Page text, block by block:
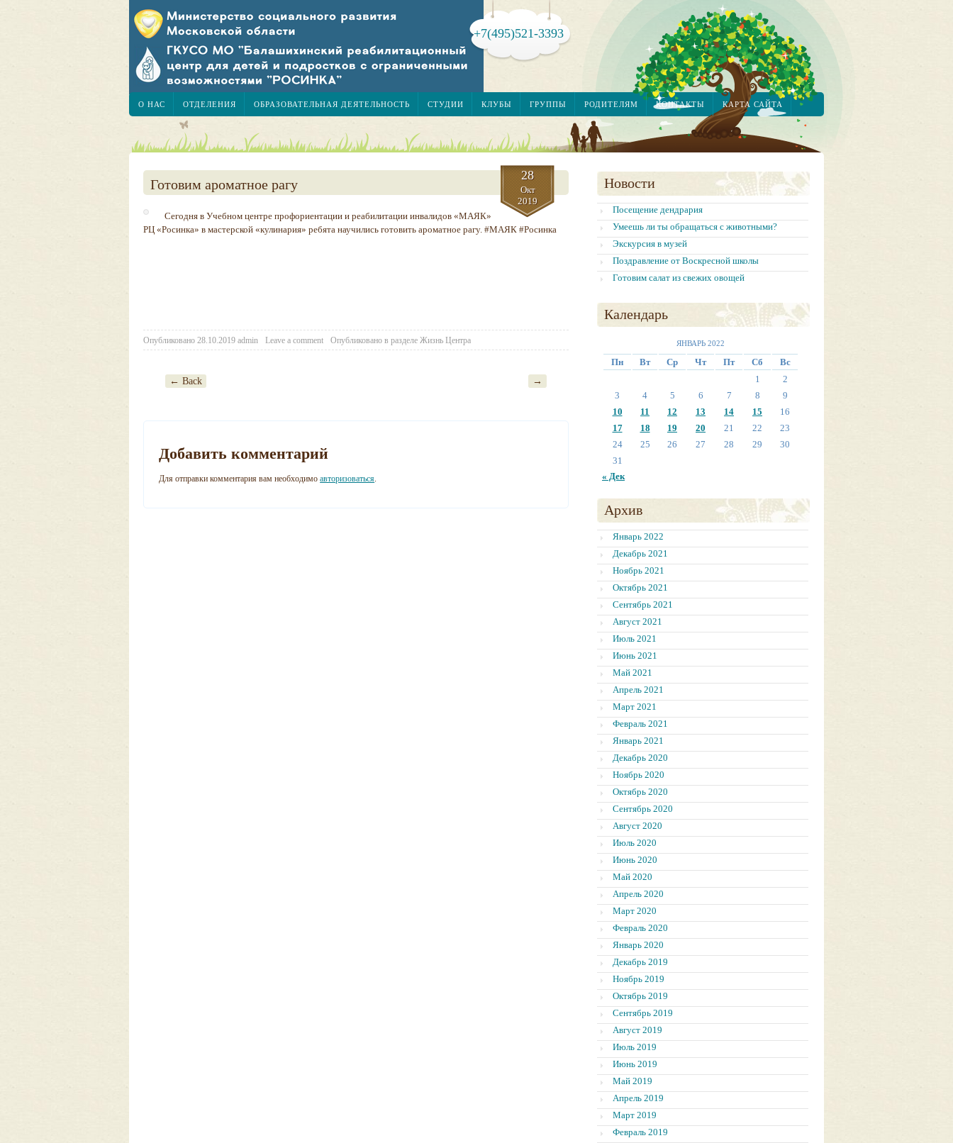
О НАС ОТДЕЛЕНИЯ ОБРАЗОВАТЕЛЬНАЯ ДЕЯТЕЛЬНОСТЬ СТУДИИ КЛУБЫ ГРУППЫ РОДИТЕЛЯМ КОНТАКТЫ КАРТА САЙТА
+7(495)521-3393
Готовим ароматное рагу
28
Окт
2019
Сегодня в Учебном центре профориентации и реабилитации инвалидов «МАЯК»
РЦ «Росинка» в мастерской «кулинария» ребята научились готовить ароматное рагу. #МАЯК #Росинка
Опубликовано 28.10.2019 admin Leave a comment Опубликовано в разделе Жизнь Центра
Post navigation
← Back →
Добавить комментарий
Для отправки комментария вам необходимоавторизоваться.
Новости
Посещение дендрария
Умеешь ли ты обращаться с животными?
Экскурсия в музей
Поздравление от Воскресной школы
Готовим салат из свежих овощей
Календарь
ЯНВАРЬ 2022
Пн Вт Ср Чт Пт Сб
Вс
1
2
3
4 5 6 7 8
9
10
11 12 13 14 15
16
17
18 19 20 21 22
23
24
25 26 27 28 29
30
31
« Дек
Архив
Январь 2022
Декабрь 2021
Ноябрь 2021
Октябрь 2021
Сентябрь 2021
Август 2021
Июль 2021
Июнь 2021
Май 2021
Апрель 2021
Март 2021
Февраль 2021
Январь 2021
Декабрь 2020
Ноябрь 2020
Октябрь 2020
Сентябрь 2020
Август 2020
Июль 2020
Июнь 2020
Май 2020
Апрель 2020
Март 2020
Февраль 2020
Январь 2020
Декабрь 2019
Ноябрь 2019
Октябрь 2019
Сентябрь 2019
Август 2019
Июль 2019
Июнь 2019
Май 2019
Апрель 2019
Март 2019
Февраль 2019